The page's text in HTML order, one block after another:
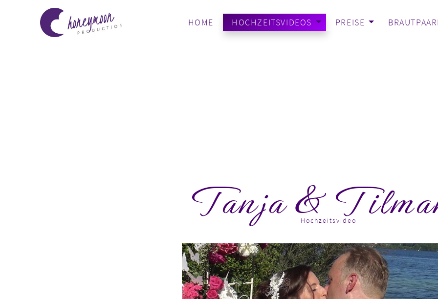
HOME HOCHZEITSVIDEOS PREISE
Tanja &Hochzeitsvideo